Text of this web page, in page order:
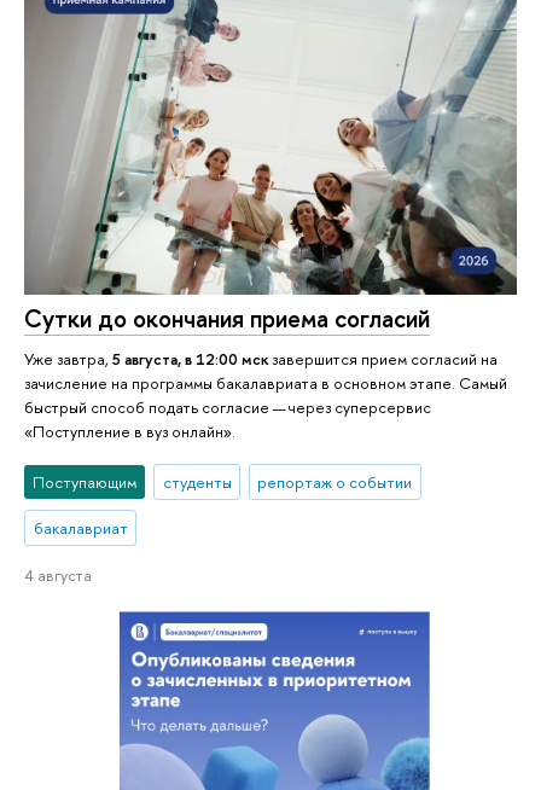
Сутки до окончания приема согласий
Уже завтра, 5 августа, в 12:00 мскзавершится прием согласий на
зачисление на программы бакалавриата в основном этапе. Самый
быстрый способ подать согласие — через суперсервис
«Поступление в вуз онлайн».
Поступающим студенты репортаж о событии
бакалавриат
4 августа